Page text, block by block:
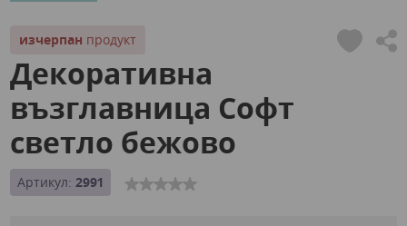
изчерпан продукт
Декоративна
възглавница Софт
светло бежово
Артикул:2991